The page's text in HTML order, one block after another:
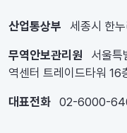
산업통상부 세종시 한
무역안보관리원
서울특
역센터 트레이드타워 16
대표전화 02-6000-